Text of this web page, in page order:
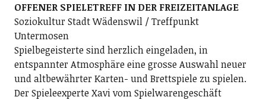
OFFENER SPIELETREFF IN DER FREIZEITANLAGE
Soziokultur Stadt Wädenswil / Treffpunkt
Untermosen
Spielbegeisterte sind herzlich eingeladen, in
entspannter Atmosphäre eine grosse Auswahl neuer
und altbewährter Karten- und Brettspiele zu spielen.
Der Spieleexperte Xavi vom Spielwarengeschäft